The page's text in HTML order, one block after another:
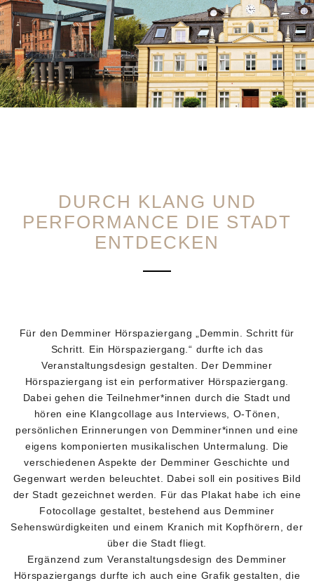
DURCH KLANG UND
PERFORMANCE DIE STADT
ENTDECKEN
Für den Demminer Hörspaziergang „Demmin. Schritt für
Schritt. Ein Hörspaziergang.“ durfte ich das
Veranstaltungsdesign gestalten. Der Demminer
Hörspaziergang ist ein performativer Hörspaziergang.
Dabei gehen die Teilnehmer*innen durch die Stadt und
hören eine Klangcollage aus Interviews, O-Tönen,
persönlichen Erinnerungen von Demminer*innen und eine
eigens komponierten musikalischen Untermalung. Die
verschiedenen Aspekte der Demminer Geschichte und
Gegenwart werden beleuchtet. Dabei soll ein positives Bild
der Stadt gezeichnet werden. Für das Plakat habe ich eine
Fotocollage gestaltet, bestehend aus Demminer
Sehenswürdigkeiten und einem Kranich mit Kopfhörern, der
über die Stadt fliegt.
Ergänzend zum Veranstaltungsdesign des Demminer
Hörspaziergangs durfte ich auch eine Grafik gestalten, die